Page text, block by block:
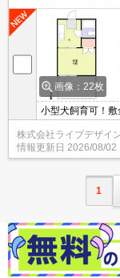
画像：22枚
小型犬飼育可！
り！
株式会社ライブデザイ
情報更新日 2026/08/02
1